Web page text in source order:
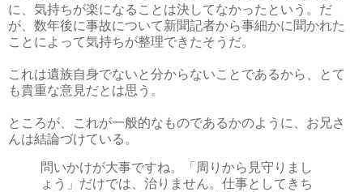
に、気持ちが楽になることは決してなかったという。だ
が、数年後に事故について新聞記者から事細かに聞かれた
ことによって気持ちが整理できたそうだ。
これは遺族自身でないと分からないことであるから、とて
も貴重な意見だとは思う。
ところが、これが一般的なものであるかのように、お兄さ
んは結論づけている。
問いかけが大事ですね。「周りから見守りまし
ょう」だけでは、治りません。仕事としてきち